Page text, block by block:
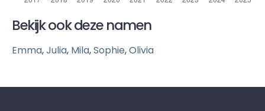
Bekijk ook deze namen
Emma,Julia, Mila,Sophie,Olivia